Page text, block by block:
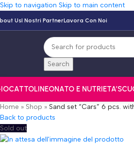
Skip to navigation Skip to main content
UsI Nostri PartnerLavora Con Noi
Search
NEONATO E NUTRIETA’
Home » Shop » Sand set “Cars” 6 pcs.
Back to products
Sold out